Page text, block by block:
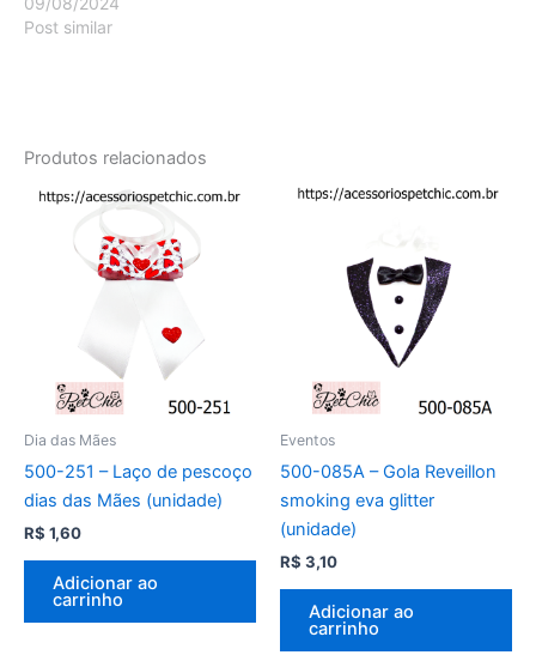
Post similar
Produtos relacionados
Dia das Mães
500-251 – Laço de pescoço
dias das Mães (unidade)
R$ 1,60
Adicionar ao
carrinho
Eventos
500-085A – Gola Reveillon
smoking eva glitter
(unidade)
R$ 3,10
Adicionar ao
carrinho